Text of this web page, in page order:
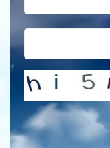
التحقق جديدة!